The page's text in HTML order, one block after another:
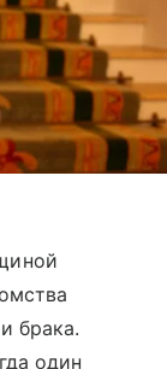
брака.
один